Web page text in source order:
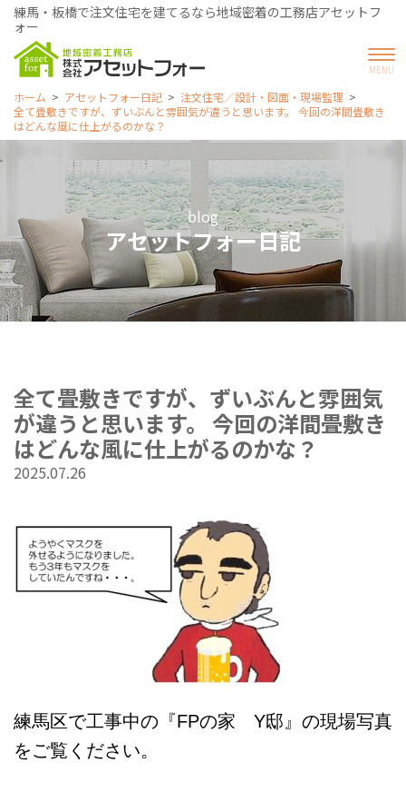
練馬・板橋で注文住宅を建てるなら地域密着の工務店アセットフ
ォー
ホーム アセットフォー日記
注文住宅／設計・図面・現場監理
全て畳敷きですが、ずいぶんと雰囲気が違うと思います。 今回の洋間畳敷き
はどんな風に仕上がるのかな？
blog
アセットフォー日記
全て畳敷きですが、ずいぶんと雰囲気
が違うと思います。 今回の洋間畳敷き
はどんな風に仕上がるのかな？
2025.07.26
練馬区で工事中の『FPの家 Y邸』の現場写真
をご覧ください。